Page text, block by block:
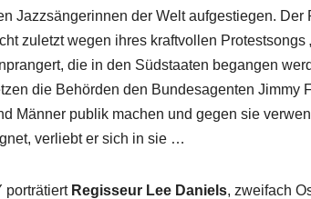
Jazzsängerinnen der Welt aufgestiegen. Der
zuletzt wegen ihres kraftvollen Protestsongs
die in den Südstaaten begangen
die Behörden den Bundesagenten Jimmy
Männer publik machen und gegen sie
verliebt er sich in sie …
porträtiert Regisseur Lee Daniels, zweifach